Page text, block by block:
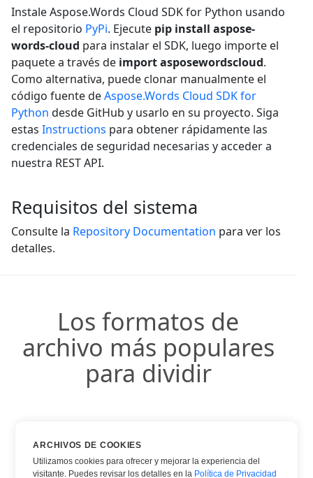
Instale Aspose.Words Cloud SDK for Python usando
el repositorio PyPi. Ejecute pip install aspose-
words-cloud para instalar el SDK, luego importe el
paquete a través de import asposewordscloud.
Como alternativa, puede clonar manualmente el
código fuente deAspose.Words Cloud SDK for
Python desde GitHub y usarlo en su proyecto. Siga
estas Instructions para obtener rápidamente las
credenciales de seguridad necesarias y acceder a
nuestra REST API.
Requisitos del sistema
Consulte la Repository Documentation para ver los
detalles.
Los formatos de
archivo más populares
para dividir
DOCX
PDF
ARCHIVOS DE COOKIES
Utilizamos cookies para ofrecer y mejorar la experiencia del
visitante. Puedes revisar los detalles en la Política de Privacidad